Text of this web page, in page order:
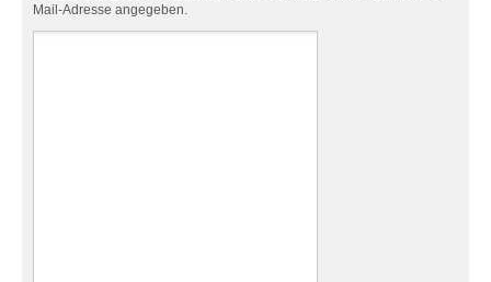
Mail-Adresse angegeben.